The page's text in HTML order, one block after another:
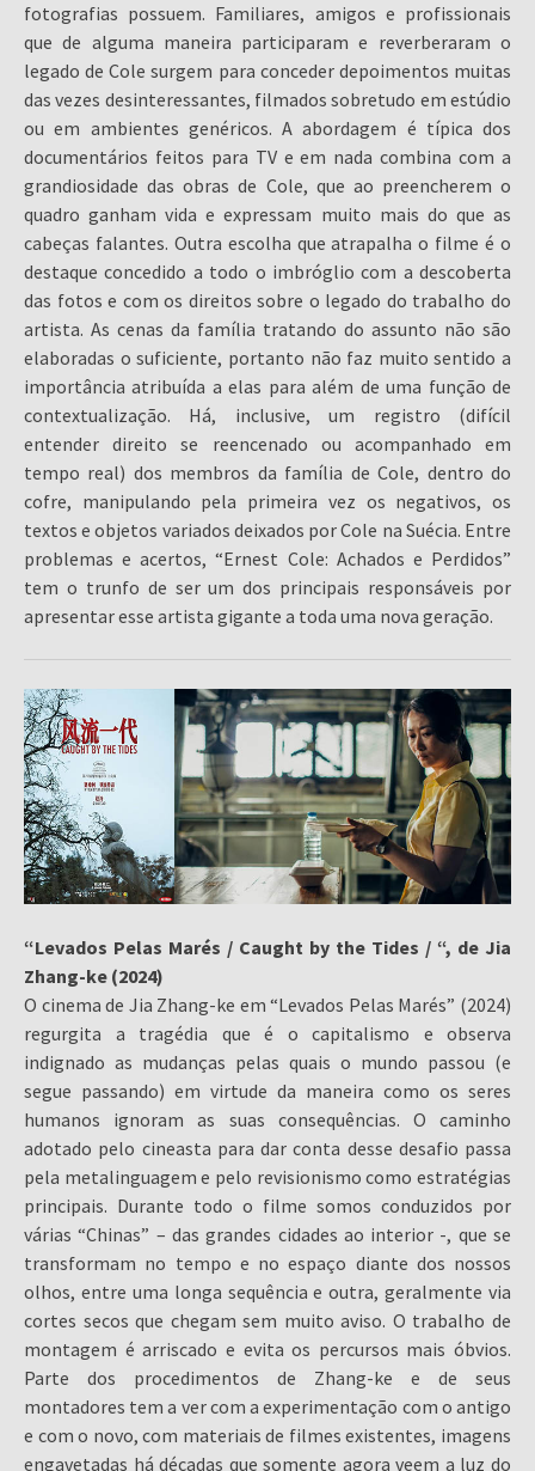
fotografias possuem. Familiares, amigos e profissionais
que de alguma maneira participaram e reverberaram o
legado de Cole surgem para conceder depoimentos muitas
das vezes desinteressantes, filmados sobretudo em estúdio
ou em ambientes genéricos. A abordagem é típica dos
documentários feitos para TV e em nada combina com a
grandiosidade das obras de Cole, que ao preencherem o
quadro ganham vida e expressam muito mais do que as
cabeças falantes. Outra escolha que atrapalha o filme é o
destaque concedido a todo o imbróglio com a descoberta
das fotos e com os direitos sobre o legado do trabalho do
artista. As cenas da família tratando do assunto não são
elaboradas o suficiente, portanto não faz muito sentido a
importância atribuída a elas para além de uma função de
contextualização. Há, inclusive, um registro (difícil
entender direito se reencenado ou acompanhado em
tempo real) dos membros da família de Cole, dentro do
cofre, manipulando pela primeira vez os negativos, os
textos e objetos variados deixados por Cole na Suécia. Entre
problemas e acertos, “Ernest Cole: Achados e Perdidos”
tem o trunfo de ser um dos principais responsáveis por
apresentar esse artista gigante a toda uma nova geração.
“Levados Pelas Marés / Caught by the Tides / “, de Jia
Zhang-ke (2024)
O cinema de Jia Zhang-ke em “Levados Pelas Marés” (2024)
regurgita a tragédia que é o capitalismo e observa
indignado as mudanças pelas quais o mundo passou (e
segue passando) em virtude da maneira como os seres
humanos ignoram as suas consequências. O caminho
adotado pelo cineasta para dar conta desse desafio passa
pela metalinguagem e pelo revisionismo como estratégias
principais. Durante todo o filme somos conduzidos por
várias “Chinas” – das grandes cidades ao interior -, que se
transformam no tempo e no espaço diante dos nossos
olhos, entre uma longa sequência e outra, geralmente via
cortes secos que chegam sem muito aviso. O trabalho de
montagem é arriscado e evita os percursos mais óbvios.
Parte dos procedimentos de Zhang-ke e de seus
montadores tem a ver com a experimentação com o antigo
e com o novo, com materiais de filmes existentes, imagens
engavetadas há décadas que somente agora veem a luz do